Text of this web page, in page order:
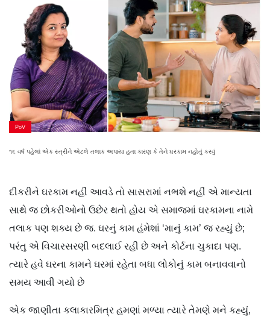
PoV
૧૬ વર્ષ પહેલાં એક સ્ત્રીને એટલે તલાક અપાયા હતા કારણ કે તેને ઘરકામ નહોતું કરવું
દીકરીને ઘરકામ નહીં આવડે તો સાસરામાં નભશે નહીં એ માન્યતા
સાથે જ છોકરીઓનો ઉછેર થતો હોય એ સમાજમાં ઘરકામના નામે
તલાક પણ શક્ય છે જ. ઘરનું કામ હંમેશાં ‘માનું કામ’ જ રહ્યું છે;
પરંતુ એ વિચારસરણી બદલાઈ રહી છે અને કોર્ટના ચુકાદા પણ.
ત્યારે હવે ઘરના કામને ઘરમાં રહેતા બધા લોકોનું કામ બનાવવાનો
સમય આવી ગયો છે
એક જાણીતા કલાકારમિત્ર હમણાં મળ્યા ત્યારે તેમણે મને કહ્યું,